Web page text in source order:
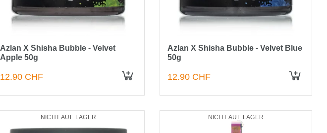
Azlan X Shisha Bubble - Velvet
Apple 50g
12.90 CHF
Azlan X Shisha Bubble - Velvet Blue
50g
12.90 CHF
NICHT AUF LAGER NICHT AUF LAGER